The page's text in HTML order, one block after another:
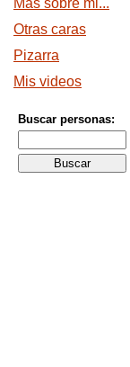
Más sobre mi...
Otras caras
Pizarra
Mis videos
Buscar personas: